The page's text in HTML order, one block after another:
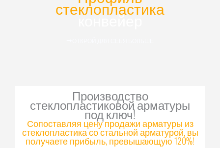
стеклопластика
конвейер
Производство
стеклопластиковой арматуры
под ключ!
Сопоставляя цену продажи арматуры из
стеклопластика со стальной арматурой, вы
получаете прибыль, превышающую 120%!